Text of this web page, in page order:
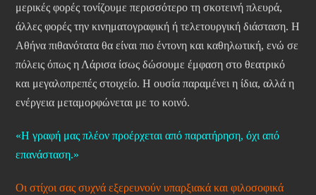
μερικές φορές τονίζουμε περισσότερο τη σκοτεινή πλευρά,
άλλες φορές την κινηματογραφική ή τελετουργική διάσταση. Η
Αθήνα πιθανότατα θα είναι πιο έντονη και καθηλωτική, ενώ σε
πόλεις όπως η Λάρισα ίσως δώσουμε έμφαση στο θεατρικό
και μεγαλοπρεπές στοιχείο. Η ουσία παραμένει η ίδια, αλλά η
ενέργεια μεταμορφώνεται με το κοινό.
«Η γραφή μας πλέον προέρχεται από παρατήρηση, όχι από
επανάσταση.»
Οι στίχοι σας συχνά εξερευνούν υπαρξιακά και φιλοσοφικά